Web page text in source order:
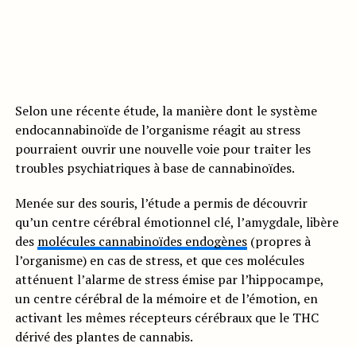
Selon une récente étude, la manière dont le système
endocannabinoïde de l’organisme réagit au stress
pourraient ouvrir une nouvelle voie pour traiter les
troubles psychiatriques à base de cannabinoïdes.
Menée sur des souris, l’étude a permis de découvrir
qu’un centre cérébral émotionnel clé, l’amygdale, libère
des molécules cannabinoïdes endogènes(propres à
l’organisme) en cas de stress, et que ces molécules
atténuent l’alarme de stress émise par l’hippocampe,
un centre cérébral de la mémoire et de l’émotion, en
activant les mêmes récepteurs cérébraux que le THC
dérivé des plantes de cannabis.